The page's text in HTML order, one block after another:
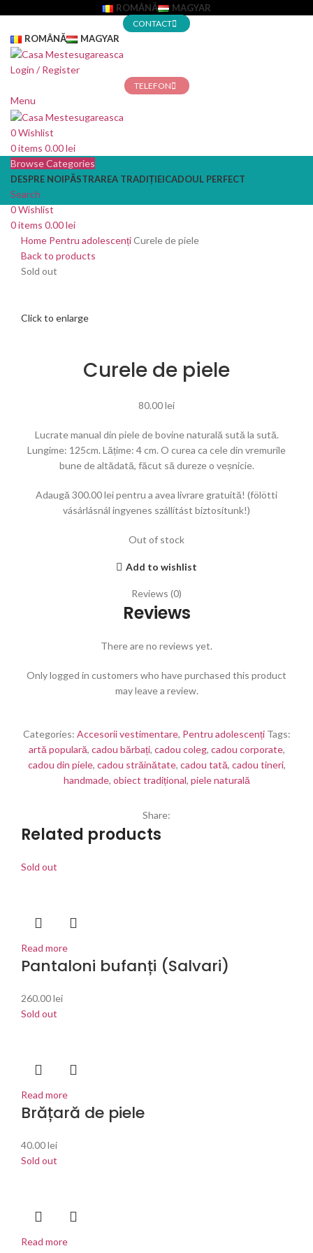
ROMÂNĂ MAGYAR
CONTACT
ROMÂNĂ MAGYAR
Login / Register
TELEFON
Menu
0Wishlist
0items 0.00lei
Browse Categories
DESPRE NOIPĂSTRAREA TRADIȚIEICADOUL PERFECT
Search
0Wishlist
0items 0.00lei
Home Pentru adolescențiCurele de piele
Back to products
Sold out
Click to enlarge
Curele de piele
80.00lei
Lucrate manual din piele de bovine naturală sută la sută.
Lungime: 125cm. Lățime: 4 cm. O curea ca cele din vremurile
bune de altădată, făcut să dureze o veșnicie.
Adaugă 300.00leipentru a avea livrare gratuită! (fölötti
vásárlásnál ingyenes szállítást biztosítunk!)
Out of stock
Add to wishlist
Reviews (0)
Reviews
There are no reviews yet.
Only logged in customers who have purchased this product
may leave a review.
Categories: Accesorii vestimentare, Pentru adolescenți Tags:
artă populară, cadou bărbați, cadou coleg, cadou corporate,
cadou din piele, cadou străinătate, cadou tată, cadou tineri,
handmade, obiect tradițional, piele naturală
Share:
Related products
Sold out
Read more
Pantaloni bufanți (Salvari)
260.00lei
Sold out
Read more
Brățară de piele
40.00lei
Sold out
Read more